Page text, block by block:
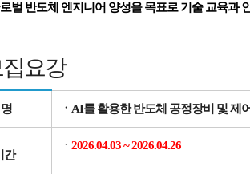
로벌 반도체 엔지니어 양성을 목표로 기술 교육과
집요강
ㆍAI를 활용한 반도체 공정장비 및 제
간
ㆍ 2026.04.03 ~ 2026.04.26